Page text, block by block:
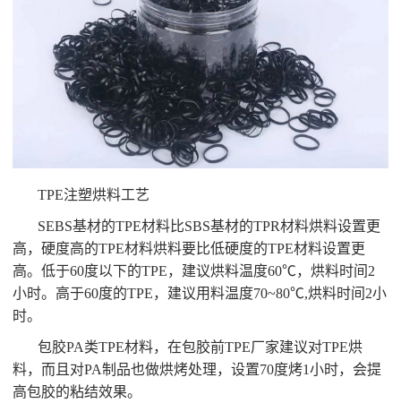
TPE注塑烘料工艺
SEBS基材的TPE材料比SBS基材的TPR材料烘料设置更
高，硬度高的TPE材料烘料要比低硬度的TPE材料设置更
高。低于60度以下的TPE，建议烘料温度60℃，烘料时间2
小时。高于60度的TPE，建议用料温度70~80℃,烘料时间2小
时。
包胶PA类TPE材料，在包胶前TPE厂家建议对TPE烘
料，而且对PA制品也做烘烤处理，设置70度烤1小时，会提
高包胶的粘结效果。